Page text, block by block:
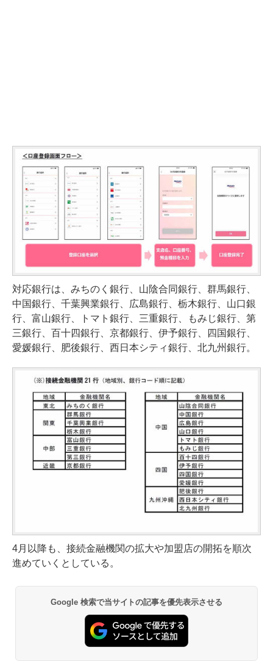
対応銀行は、みちのく銀行、山陰合同銀行、群馬銀行、
中国銀行、千葉興業銀行、広島銀行、栃木銀行、山口銀
行、富山銀行、トマト銀行、三重銀行、もみじ銀行、第
三銀行、百十四銀行、京都銀行、伊予銀行、四国銀行、
愛媛銀行、肥後銀行、西日本シティ銀行、北九州銀行。
4月以降も、接続金融機関の拡大や加盟店の開拓を順次
進めていくとしている。
Google 検索で当サイトの記事を優先表示させる